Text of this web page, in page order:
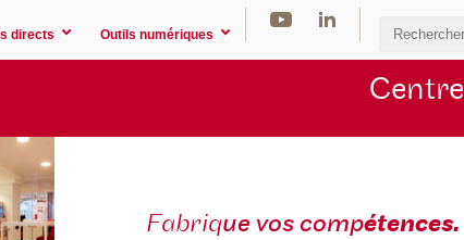
directs Outils numériques
Centre
Fabrique vos compétences.